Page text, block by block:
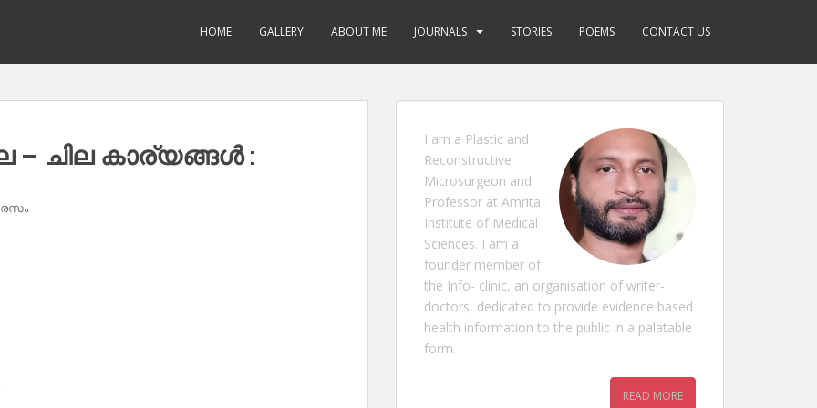
HOME GALLERY ABOUT ME JOURNALS STORIES POEMS CONTACT US
– ചില കാര്യങ്ങൾ :
I am a Plastic and
Reconstructive
Microsurgeon and
Professor at Amrita
Institute of Medical
Sciences. I am a
founder member of
the Info- clinic, an organisation of writer-
doctors, dedicated to provide evidence based
health information to the public in a palatable
form.
READ MORE